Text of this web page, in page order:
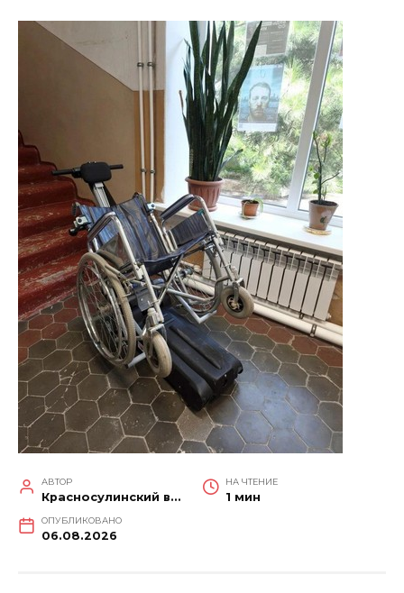
АВТОР
Красносулинский вестник
НА ЧТЕНИЕ
1 мин
ОПУБЛИКОВАНО
06.08.2026